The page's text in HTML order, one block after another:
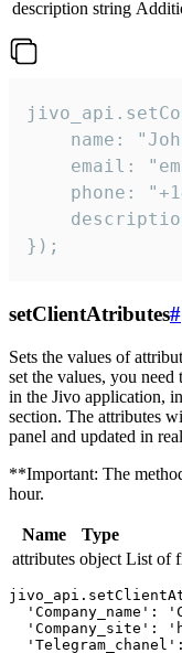
description string
name:
email:
phone:
});
setClientAtributes#
Sets the values ​​of
set the values, you
in the Jivo application,
section. The attributes
panel and updated in
**Important: The
hour.
Name Type
attributes object List of
'Company_name':
'Company_site':